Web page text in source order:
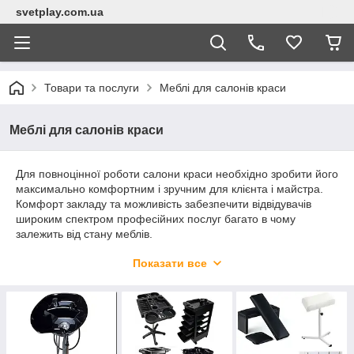
svetplay.com.ua
Товари та послуги Меблі для салонів краси
Меблі для салонів краси
Для повноцінної роботи салони краси необхідно зробити його
максимально комфортним і зручним для клієнта і майстра.
Комфорт закладу та можливість забезпечити відвідувачів
широким спектром професійних послуг багато в чому
залежить від стану меблів.
Меблі для усіх видів послуг
послуги в ньому роблять. В інтернет-магазині можна
придбати все необхідне для наступних типів салонів:
послуги нігтьового сервісу;
Показати все